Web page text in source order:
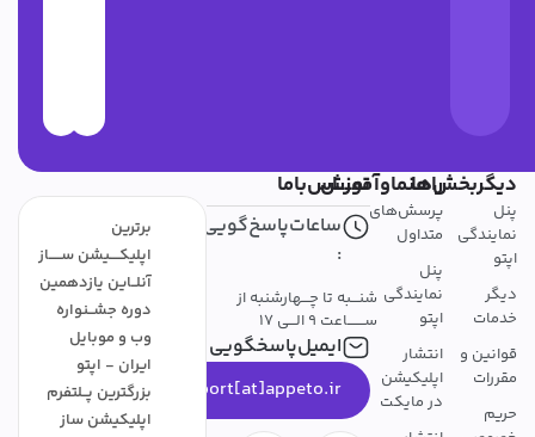
دیگربخش‌ها
پنل
نمایندگی
اپتو
دیگر
خدمات
قوانین و
مقررات
حریم
راهنماوآموزش
پرسش‌های
متداول
پنل
نمایندگی
اپتو
انتشار
اپلیکیشن
در مایکت
تمــــاس‌باما
ساعات‌پاسخ‌گویی
:
شنـــبه تا چـــهارشنبه از
ســـــــاعت 9 الـــی 17
ایمیل‌پاسخگویی
support[at]appeto.ir
برترین
اپلیکــــیشن ســـــاز
آنلــاین یازدهمین
دوره جشــنواره
وب و موبایل
ایران - اپتو
بزرگترین پــلتفرم
اپلیکیشن ساز